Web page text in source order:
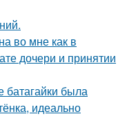
во мне как в
дочери и принятии
батагайки была
идеально